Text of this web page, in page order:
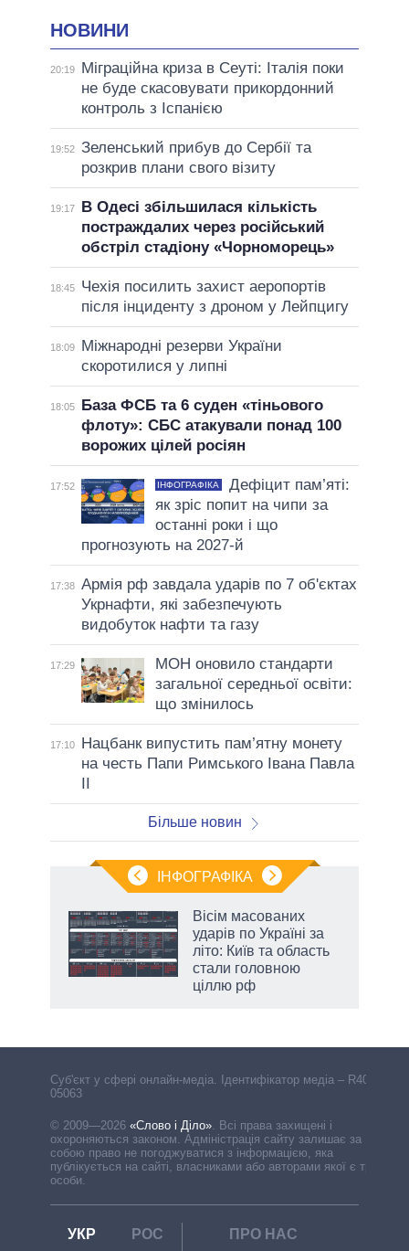
НОВИНИ
20:19
Міграційна криза в Сеуті: Італія поки
не буде скасовувати прикордонний
контроль з Іспанією
19:52 Зеленський прибув до Сербії та
розкрив плани свого візиту
19:17
В Одесі збільшилася кількість
постраждалих через російський
обстріл стадіону «Чорноморець»
18:45
Чехія посилить захист аеропортів
після інциденту з дроном у Лейпцигу
18:09
Міжнародні резерви України
скоротилися у липні
18:05
База ФСБ та 6 суден «тіньового
флоту»: СБС атакували понад 100
ворожих цілей росіян
17:52 ІНФОГРАФІКА
Дефіцит пам’яті:
як зріс попит на чипи за
останні роки і що
прогнозують на 2027-й
17:38 Армія рф завдала ударів по 7 об'єктах
Укрнафти, які забезпечують
видобуток нафти та газу
17:29
МОН оновило стандарти
загальної середньої освіти:
що змінилось
17:10
Нацбанк випустить пам’ятну монету
на честь Папи Римського Івана Павла
II
Більше новин
ІНФОГРАФІКА
Вісім масованих
ударів по Україні за
літо: Київ та область
стали головною
ціллю рф
Cуб'єкт у сфері онлайн-медіа. Ідентифікатор медіа – R40-
05063
© 2009—2026 «Слово і Діло» Всі права захищені і
охороняються законом. Адміністрація сайту залишає за
собою право не погоджуватися з інформацією, яка
публікується на сайті, власниками або авторами якої є треті
особи.
УКР РОС
ПРО НАС